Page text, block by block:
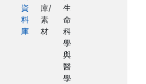
資
料
庫
庫/
素
材
生
命
科
學
與
醫
學